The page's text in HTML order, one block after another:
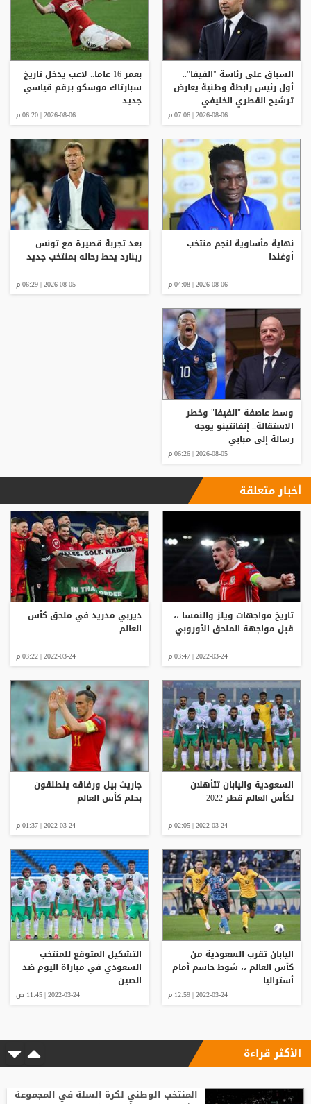
السباق على رئاسة "الفيفا"..
أول رئيس رابطة وطنية يعارض
ترشيح القطري الخليفي
2026-08-06 | 07:06 م
بعمر 16 عاما.. لاعب يدخل تاريخ
سبارتاك موسكو برقم قياسي
جديد
2026-08-06 | 06:20 م
نهاية مأساوية لنجم منتخب
أوغندا
2026-08-06 | 04:08 م
بعد تجربة قصيرة مع تونس..
رينارد يحط رحاله بمنتخب جديد
2026-08-05 | 06:29 م
وسط عاصفة "الفيفا" وخطر
الاستقالة.. إنفانتينو يوجه
رسالة إلى مبابي
2026-08-05 | 06:26 م
أخبار متعلقة
تاريخ مواجهات ويلز والنمسا ،،
قبل مواجهة الملحق الأوروبي
2022-03-24 | 03:47 م
ديربي مدريد في ملحق كأس
العالم
2022-03-24 | 03:22 م
السعودية واليابان تتأهلان
لكأس العالم قطر 2022
2022-03-24 | 02:05 م
جاريث بيل ورفاقه ينطلقون
بحلم كأس العالم
2022-03-24 | 01:37 م
اليابان تقرب السعودية من
كأس العالم ،، شوط حاسم أمام
أستراليا
2022-03-24 | 12:59 م
التشكيل المتوقع للمنتخب
السعودي في مباراة اليوم ضد
الصين
2022-03-24 | 11:45 ص
الأكثر قراءة
المنتخب الوطني لكرة السلة في المجموعة